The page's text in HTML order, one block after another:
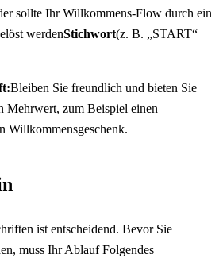
sollte Ihr Willkommens-Flow durch ein
werdenStichwort(z. B. „START“
Bleiben Sie freundlich und bieten Sie
Mehrwert, zum Beispiel einen
Willkommensgeschenk.
ist entscheidend. Bevor Sie
muss Ihr Ablauf Folgendes